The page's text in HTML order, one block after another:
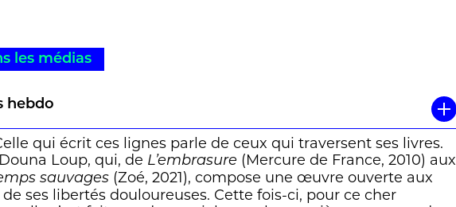
les médias
hebdo
qui écrit ces lignes parle de ceux qui traversent ses livres.
Douna Loup, qui, de L’embrasure (Mercure de France, 2010) aux
sauvages (Zoé, 2021), compose une œuvre ouverte aux
ses libertés douloureuses. Cette fois-ci, pour ce cher